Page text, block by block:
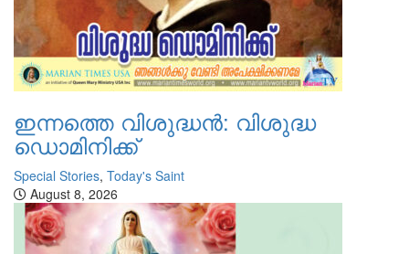
ഇന്നത്തെ വിശുദ്ധന്‍: വിശുദ്ധ
ഡൊമിനിക്ക്
Special Stories, Today's Saint
August 8, 2026